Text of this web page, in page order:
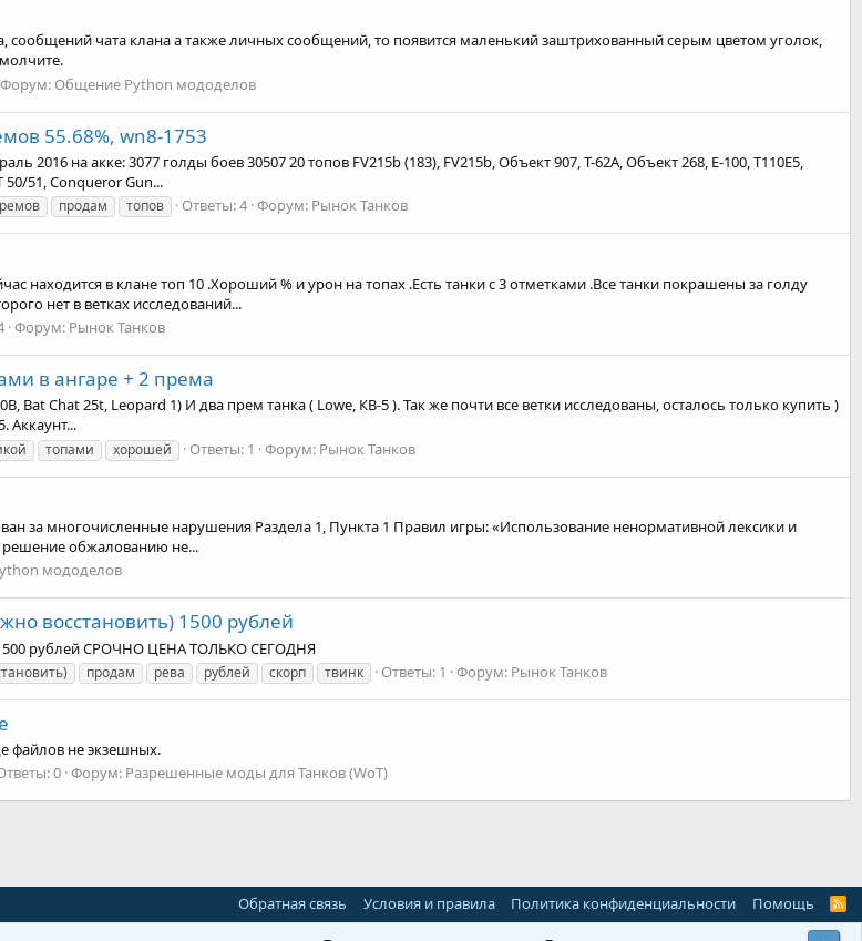
чата клана а также личных сообщений, то появится маленький заштрихованный серым цветом уголок,
Форум: Общение Python мододелов
55.68%, wn8-1753
2016 на акке: 3077 голды боев 30507 20 топов FV215b (183), FV215b, Объект 907, Т-62А, Объект 268, E-100, T110E5,
50/51, Conqueror Gun...
продам топов Ответы: 4 Форум: Рынок Танков
находится в клане топ 10 .Хороший % и урон на топах .Есть танки с 3 отметками .Все танки покрашены за голду
нет в ветках исследований...
Форум: Рынок Танков
в ангаре + 2 према
Bat Chat 25t, Leopard 1) И два прем танка ( Lowe, КВ-5 ). Так же почти все ветки исследованы, осталось только купить )
Аккаунт...
топами хорошей Ответы: 1 Форум: Рынок Танков
за многочисленные нарушения Раздела 1, Пункта 1 Правил игры: «Использование ненормативной лексики и
решение обжалованию не...
мододелов
восстановить) 1500 рублей
1500 рублей СРОЧНО ЦЕНА ТОЛЬКО СЕГОДНЯ
продам рева рублей скорп твинк Ответы: 1 Форум: Рынок Танков
файлов не экзешных.
0 Форум: Разрешенные моды для Танков (WoT)
Обратная связь Условия и правила Политика конфиденциальности Помощь
R